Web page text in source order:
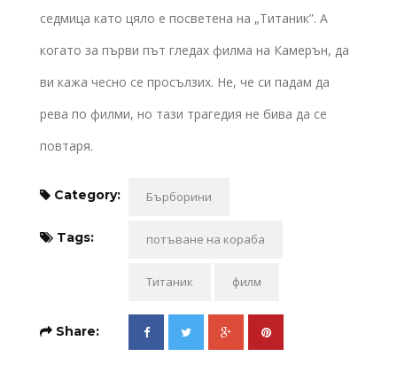
седмица като цяло е посветена на „Титаник”. А
когато за първи път гледах филма на Камерън, да
ви кажа чесно се просълзих. Не, че си падам да
рева по филми, но тази трагедия не бива да се
повтаря.
Category: Бърборини
Tags: потъване на кораба
Титаник филм
Share: